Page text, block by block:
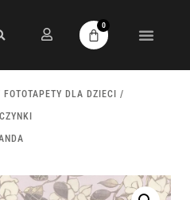
0
FOTOTAPETY DLA DZIECI
/